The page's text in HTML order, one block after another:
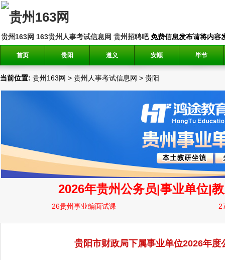
贵州163网 163贵州人事考试信息网 贵州招聘吧免费信息发布请将内容
首页 贵阳 遵义 安顺 毕节
当前位置: 贵州163网 > 贵州人事考试信息网 > 贵阳
贵阳市财政局下属事业单位2026年